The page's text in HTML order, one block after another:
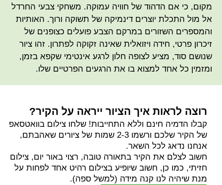
מקום, כי אם הדהוד של חוויה עמוקה. משחקי צבעי החרדל
אל מול התכלת יוצרים דינמיקה של תשוקה ורוך. האותיות
והמספרים השזורים במרקם הצבע פועלים כצופנים של
זיכרון פרטי, חידה ויזואלית שאינה זקוקה לפתרון. זהו ציור
שנושם סוד, מציע לצופה חלון לרגע אינטימי שקפא בזמן,
ומזמין כל אחד למצוא בו את הרגעים הפרטיים שלו.
רוצה לראות איך הציור ייראה על הקיר?
קבלו הדמיה חינם וללא התחייבות! שלחו צילום בוואטסאפ
של הקיר שלכם ורשמו 2-3 שמות של ציורים שאהבתם,
אנחנו נדאג לכל השאר.
חשוב לצלם את הקיר בתאורה טובה, רצוי באור יום, צילום
חזיתי, כמו כן, חשוב שיופיע בצילום רהיט אחד לפחות על
מנת שיהיה לנו קנה מידה (למשל ספה).